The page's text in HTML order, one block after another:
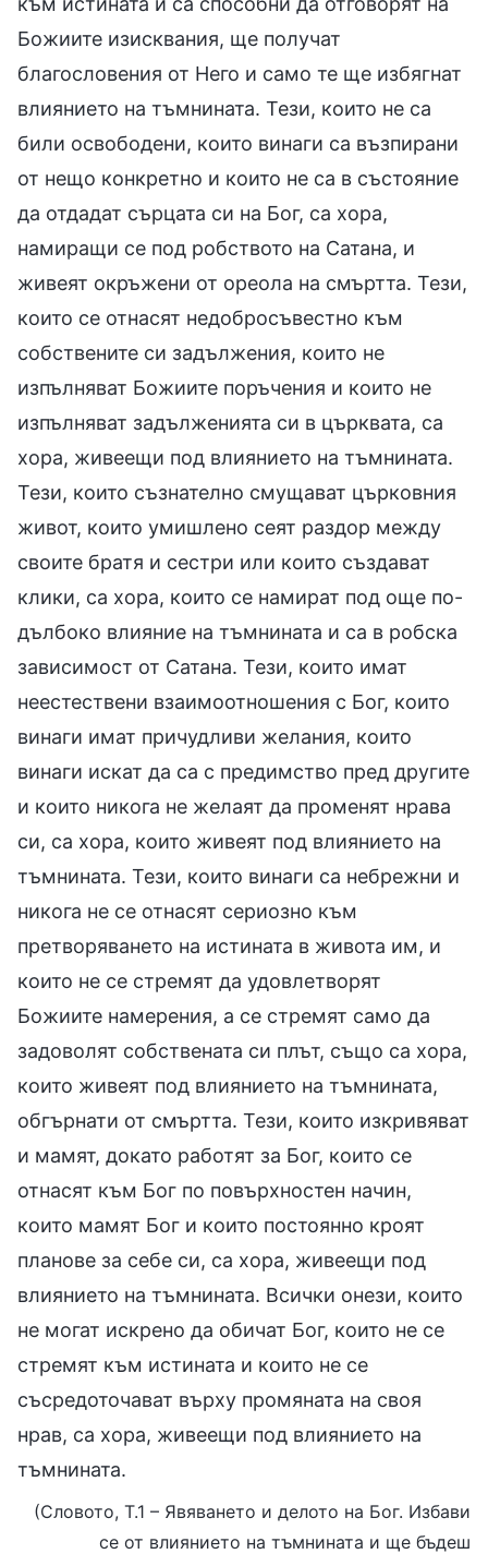
Божиите изисквания, ще получат
благословения от Него и само те ще избягнат
влиянието на тъмнината. Тези, които не са
били освободени, които винаги са възпирани
от нещо конкретно и които не са в състояние
да отдадат сърцата си на Бог, са хора,
намиращи се под робството на Сатана, и
живеят окръжени от ореола на смъртта. Тези,
които се отнасят недобросъвестно към
собствените си задължения, които не
изпълняват Божиите поръчения и които не
изпълняват задълженията си в църквата, са
хора, живеещи под влиянието на тъмнината.
Тези, които съзнателно смущават църковния
живот, които умишлено сеят раздор между
своите братя и сестри или които създават
клики, са хора, които се намират под още по-
дълбоко влияние на тъмнината и са в робска
зависимост от Сатана. Тези, които имат
неестествени взаимоотношения с Бог, които
винаги имат причудливи желания, които
винаги искат да са с предимство пред другите
и които никога не желаят да променят нрава
си, са хора, които живеят под влиянието на
тъмнината. Тези, които винаги са небрежни и
никога не се отнасят сериозно към
претворяването на истината в живота им, и
които не се стремят да удовлетворят
Божиите намерения, а се стремят само да
задоволят собствената си плът, също са хора,
които живеят под влиянието на тъмнината,
обгърнати от смъртта. Тези, които изкривяват
и мамят, докато работят за Бог, които се
отнасят към Бог по повърхностен начин,
които мамят Бог и които постоянно кроят
планове за себе си, са хора, живеещи под
влиянието на тъмнината. Всички онези, които
не могат искрено да обичат Бог, които не се
стремят към истината и които не се
съсредоточават върху промяната на своя
нрав, са хора, живеещи под влиянието на
тъмнината.
(Словото, Т.1 – Явяването и делото на Бог. Избави
се от влиянието на тъмнината и ще бъдеш